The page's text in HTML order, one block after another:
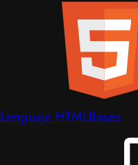
Lenguaje HTMLBases